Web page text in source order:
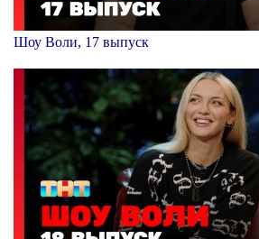
Шоу Воли, 17 выпуск